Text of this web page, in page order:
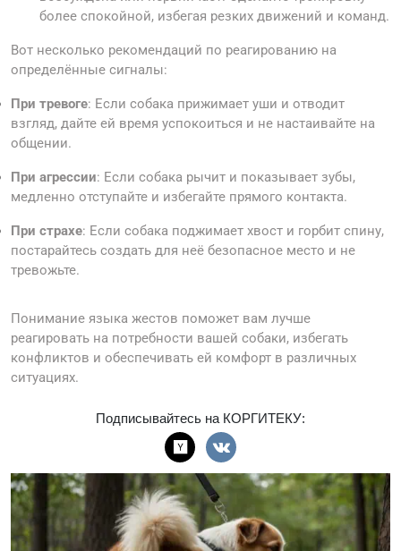
более спокойной, избегая резких движений и команд.
Вот несколько рекомендаций по реагированию на
определённые сигналы:
При тревоге: Если собака прижимает уши и отводит
взгляд, дайте ей время успокоиться и не настаивайте на
общении.
При агрессии: Если собака рычит и показывает зубы,
медленно отступайте и избегайте прямого контакта.
При страхе: Если собака поджимает хвост и горбит спину,
постарайтесь создать для неё безопасное место и не
тревожьте.
Понимание языка жестов поможет вам лучше
реагировать на потребности вашей собаки, избегать
конфликтов и обеспечивать ей комфорт в различных
ситуациях.
Подписывайтесь на КОРГИТЕКУ: